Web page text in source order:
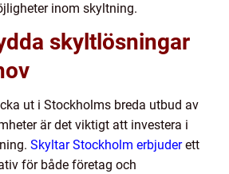
inom skyltning.
skyltlösningar
ut i Stockholms breda utbud av
är det viktigt att investera i
Skyltar Stockholm erbjuderett
för både företag och